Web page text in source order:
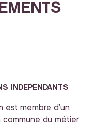
INDEPENDANTS
est membre d’un
du métier